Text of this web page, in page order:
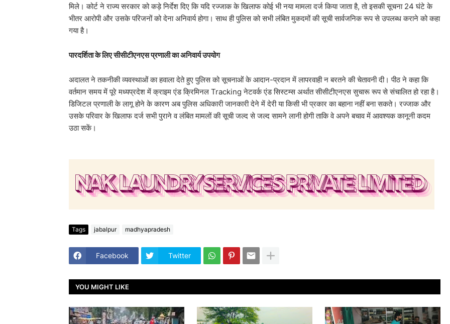
मिले। कोर्ट ने राज्य सरकार को कड़े निर्देश दिए कि यदि रज्जाक के खिलाफ कोई भी नया मामला दर्ज किया जाता है, तो इसकी सूचना 24 घंटे के
भीतर आरोपी और उसके परिजनों को देना अनिवार्य होगा। साथ ही पुलिस को सभी लंबित मुकदमों की सूची सार्वजनिक रूप से उपलब्ध कराने को कहा
गया है।
पारदर्शिता के लिए सीसीटीएनएस प्रणाली का अनिवार्य उपयोग
अदालत ने तकनीकी व्यवस्थाओं का हवाला देते हुए पुलिस को सूचनाओं के आदान-प्रदान में लापरवाही न बरतने की चेतावनी दी। पीठ ने कहा कि
वर्तमान समय में पूरे मध्यप्रदेश में क्राइम एंड क्रिमिनल Tracking नेटवर्क एंड सिस्टम्स अर्थात सीसीटीएनएस सुचारू रूप से संचालित हो रहा है।
डिजिटल प्रणाली के लागू होने के कारण अब पुलिस अधिकारी जानकारी देने में देरी या किसी भी प्रकार का बहाना नहीं बना सकते। रज्जाक और
उसके परिवार के खिलाफ दर्ज सभी पुराने व लंबित मामलों की सूची जल्द से जल्द सामने लानी होगी ताकि वे अपने बचाव में आवश्यक कानूनी कदम
उठा सकें।
Tags jabalpur madhyapradesh
Facebook Twitter
YOU MIGHT LIKE